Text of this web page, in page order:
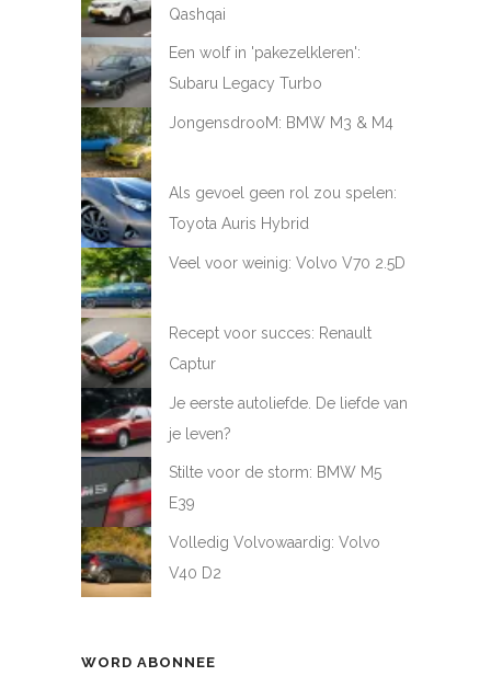
Qashqai
Een wolf in 'pakezelkleren':
Subaru Legacy Turbo
JongensdrooM: BMW M3 & M4
Als gevoel geen rol zou spelen:
Toyota Auris Hybrid
Veel voor weinig: Volvo V70 2.5D
Recept voor succes: Renault
Captur
Je eerste autoliefde. De liefde van
je leven?
Stilte voor de storm: BMW M5
E39
Volledig Volvowaardig: Volvo
V40 D2
WORD ABONNEE